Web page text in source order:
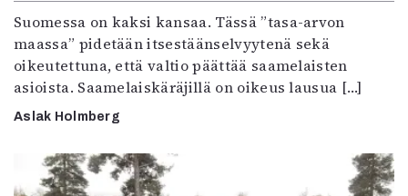
Suomessa on kaksi kansaa. Tässä ”tasa-arvon
maassa” pidetään itsestäänselvyytenä sekä
oikeutettuna, että valtio päättää saamelaisten
asioista. Saamelaiskäräjillä on oikeus lausua […]
Aslak Holmberg